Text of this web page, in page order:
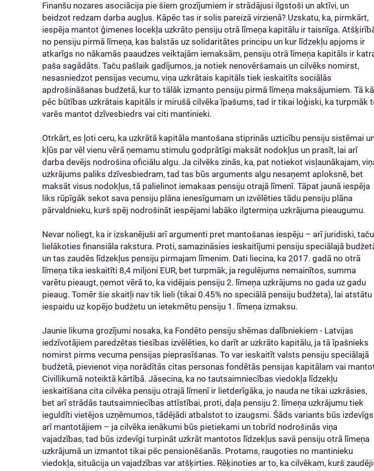
Finanšu nozares asociācija pie šiem grozījumiem ir strādājusi ilgstoši un aktīvi, un
beidzot redzam darba augļus. Kāpēc tas ir solis pareizā virzienā? Uzskatu, ka, pirmkārt,
iespēja mantot ģimenes locekļa uzkrāto pensiju otrā līmeņa kapitālu ir taisnīga.
no pensiju pirmā līmeņa, kas balstās uz solidaritātes principu un kur līdzekļu apjoms ir
atkarīgs no nākamās paaudzes veiktajām iemaksām, pensiju otrā līmeņa kapitāls ir
paša sagādāts. Taču pašlaik gadījumos, ja notiek nenovēršamais un cilvēks nomirst,
nesasniedzot pensijas vecumu, viņa uzkrātais kapitāls tiek ieskaitīts sociālās
apdrošināšanas budžetā, kur to tālāk izmanto pensiju pirmā līmeņa maksājumiem. Tā kā
pēc būtības uzkrātais kapitāls ir mirušā cilvēka īpašums, tad ir tikai loģiski, ka turpmāk
varēs mantot dzīvesbiedrs vai citi mantinieki.
Otrkārt, es ļoti ceru, ka uzkrātā kapitāla mantošana stiprinās uzticību pensiju sistēmai
kļūs par vēl vienu vērā ņemamu stimulu godprātīgi maksāt nodokļus un prasīt, lai arī
darba devējs nodrošina oficiālu algu. Ja cilvēks zinās, ka, pat notiekot visļaunākajam,
uzkrājums paliks dzīvesbiedram, tad tas būs arguments algu nesaņemt aploksnē, bet
maksāt visus nodokļus, tā palielinot iemaksas pensiju otrajā līmenī. Tāpat jaunā iespēja
liks rūpīgāk sekot sava pensiju plāna ienesīgumam un izvēlēties tādu pensiju plāna
pārvaldnieku, kurš spēj nodrošināt iespējami labāko ilgtermiņa uzkrājuma pieaugumu.
Nevar noliegt, ka ir izskanējuši arī argumenti pret mantošanas iespēju – arī juridiski, taču
lielākoties finansiāla rakstura. Proti, samazināsies ieskaitījumi pensiju speciālajā
un tas zaudēs līdzekļus pensiju pirmajam līmenim. Dati liecina, ka 2017. gadā no otrā
līmeņa tika ieskaitīti 8,4 miljoni EUR, bet turpmāk, ja regulējums nemainītos, summa
varētu pieaugt, ņemot vērā to, ka vidējais pensiju 2. līmeņa uzkrājums no gada uz gadu
pieaug. Tomēr šie skaitļi nav tik lieli (tikai 0.45% no speciālā pensiju budžeta), lai atstātu
iespaidu uz kopējo budžetu un ietekmētu pensiju 1. līmeņa izmaksu.
Jaunie likuma grozījumi nosaka, ka Fondēto pensiju shēmas dalībniekiem - Latvijas
iedzīvotājiem paredzētas tiesības izvēlēties, ko darīt ar uzkrāto kapitālu, ja tā īpašnieks
nomirst pirms vecuma pensijas pieprasīšanas. To var ieskaitīt valsts pensiju speciālajā
budžetā, pievienot viņa norādītās citas personas fondētās pensijas kapitālam vai
Civillikumā noteiktā kārtībā. Jāsecina, ka no tautsaimniecības viedokļa līdzekļu
ieskaitīšana cita cilvēka pensiju otrajā līmenī ir lietderīgāka, jo nauda ne tikai uzkrāsies,
bet arī strādās tautsaimniecības attīstībai, proti, daļa pensiju 2. līmeņa uzkrājumu tiek
ieguldīti vietējos uzņēmumos, tādējādi atbalstot to izaugsmi. Šāds variants būs izdevīgs
arī mantotājiem – ja cilvēka ienākumi būs pietiekami un tobrīd nodrošinās viņa
vajadzības, tad būs izdevīgi turpināt uzkrāt mantotos līdzekļus savā pensiju otrā līmeņa
uzkrājumā un izmantot tikai pēc pensionēšanās. Protams, raugoties no mantinieku
viedokļa, situācija un vajadzības var atšķirties. Rēķinoties ar to, ka cilvēkam, kurš